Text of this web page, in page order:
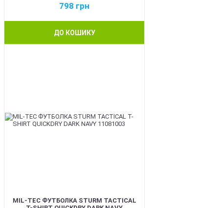
798 грн
ДО КОШИКУ
MIL-TEC ФУТБОЛКА STURM TACTICAL